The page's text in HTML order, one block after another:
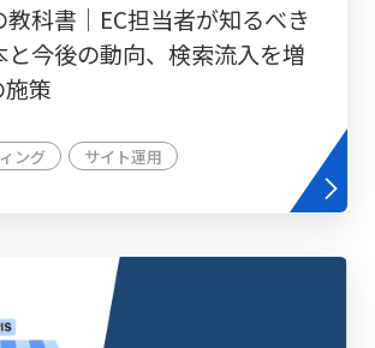
教科書│EC担当者が知るべき
と今後の動向、検索流入を増
策
ング サイト運用